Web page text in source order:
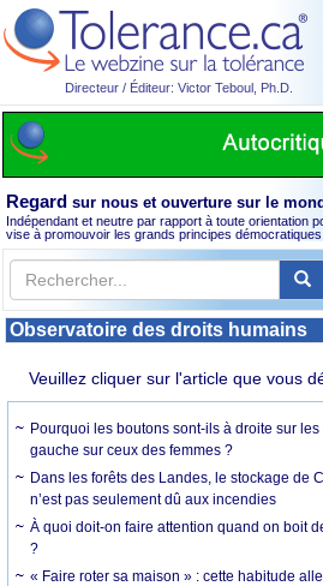
Directeur / Éditeur: Victor Teboul, Ph.D.
Regard sur nous et ouverture sur le
Indépendant et neutre par rapport à toute orientation
vise à promouvoir les grands principes
Observatoire des droits humains
Veuillez cliquer sur l'article que vous
Pourquoi les boutons sont-ils à droite sur les
gauche sur ceux des femmes ?
Dans les forêts des Landes, le stockage de
n’est pas seulement dû aux incendies
À quoi doit-on faire attention quand on boit
?
« Faire roter sa maison » : cette habitude